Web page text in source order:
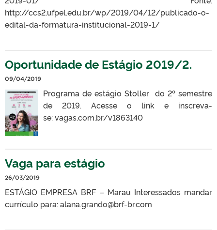
http://ccs2.ufpel.edu.br/wp/2019/04/12/publicado-o-
edital-da-formatura-institucional-2019-1/
Oportunidade de Estágio 2019/2.
09/04/2019
Programa de estágio Stoller do 2º semestre
de 2019. Acesse o link e inscreva-
se: vagas.com.br/v1863140
Vaga para estágio
26/03/2019
ESTÁGIO EMPRESA BRF – Marau Interessados mandar
currículo para: alana.grando@brf-br.com